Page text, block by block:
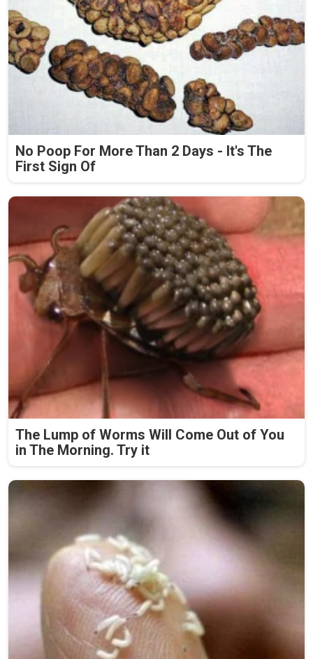
No Poop For More Than 2 Days - It's The
First Sign Of
The Lump of Worms Will Come Out of You
in The Morning. Try it